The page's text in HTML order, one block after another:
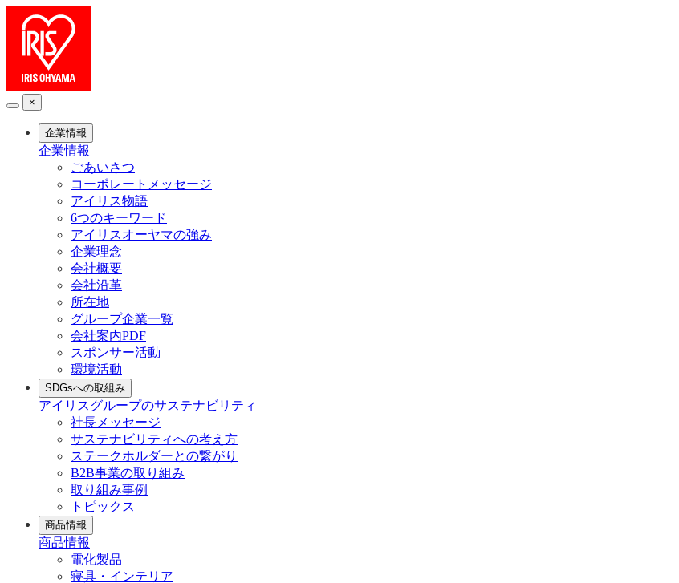
×
企業情報
企業情報
ごあいさつ
コーポレートメッセージ
アイリス物語
6つのキーワード
アイリスオーヤマの強み
企業理念
会社概要
会社沿革
所在地
グループ企業一覧
会社案内PDF
スポンサー活動
環境活動
SDGsへの取組み
アイリスグループのサステナビリティ
社長メッセージ
サステナビリティへの考え方
ステークホルダーとの繋がり
B2B事業の取り組み
取り組み事例
トピックス
商品情報
商品情報
電化製品
寝具・インテリア